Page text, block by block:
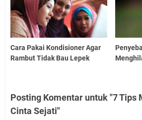
Cara Pakai Kondisioner Agar
Rambut Tidak Bau Lepek
Posting Komentar untuk "7 Tips
Cinta Sejati"